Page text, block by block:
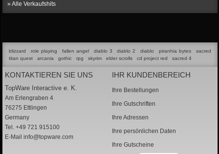
» Alle Verkaufshits
blizzard role playing fallen angel diablo 3 diablo 2 diablo piranhia bytes
sacred
titan quest
arcania gothic rpg skyrim elder scrolls cd project red sacred 4
KONTAKTIEREN SIE UNS
TopWare Interactive e. K.
Am Erlengraben 4
76275 Ettlingen
Germany
Tel. +49 721 915100
E-Mail info@topware.com
IHR KUNDENBEREICH
Ihre Bestellungen
Ihre Gutschriften
Ihre Adressen
Ihre persönlichen Daten
Ihre Gutscheine